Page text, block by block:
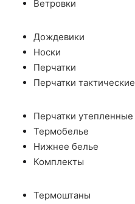
Ветровки
Дождевики
Носки
Перчатки
Перчатки тактические
Перчатки утепленные
Термобелье
Нижнее белье
Комплекты
Термоштаны